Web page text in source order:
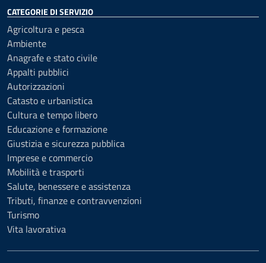
CATEGORIE DI SERVIZIO
Agricoltura e pesca
Ambiente
Anagrafe e stato civile
Appalti pubblici
Autorizzazioni
Catasto e urbanistica
Cultura e tempo libero
Educazione e formazione
Giustizia e sicurezza pubblica
Imprese e commercio
Mobilità e trasporti
Salute, benessere e assistenza
Tributi, finanze e contravvenzioni
Turismo
Vita lavorativa